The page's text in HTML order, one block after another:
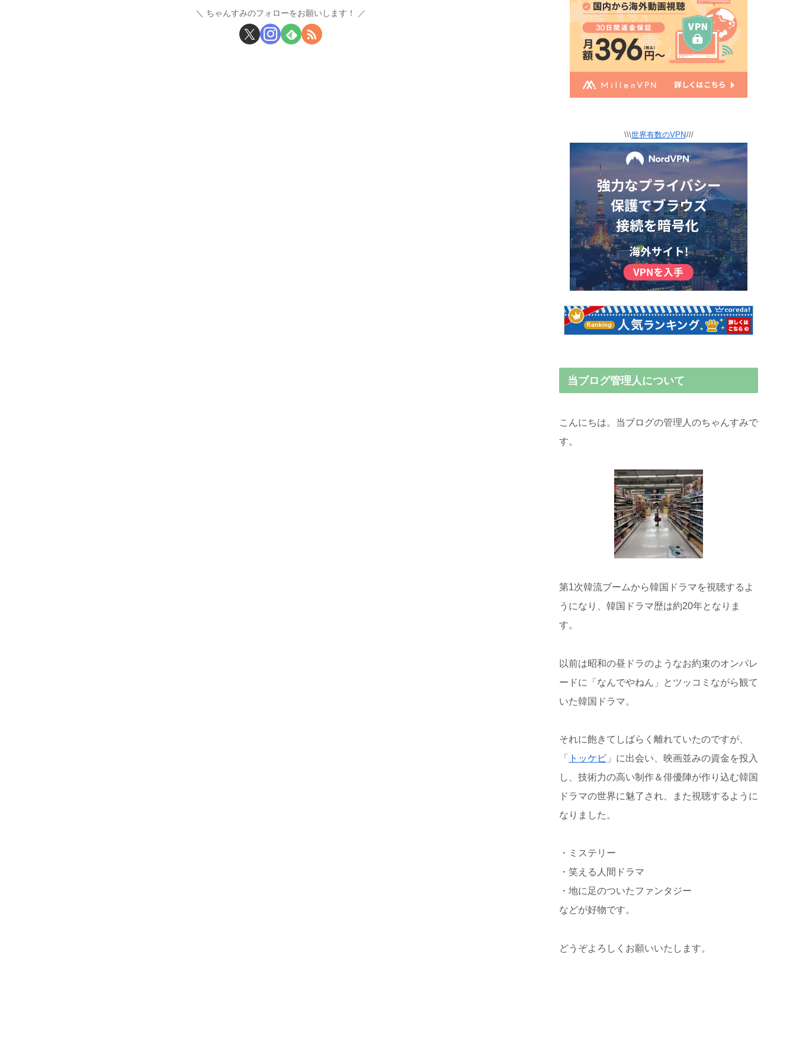
ちゃんすみのフォローをお願いします！
\\\世界有数のVPN///
当ブログ管理人について
こんにちは。当ブログの管理人のちゃんすみで
す。
第1次韓流ブームから韓国ドラマを視聴するよ
うになり、韓国ドラマ歴は約20年となりま
す。
以前は昭和の昼ドラのようなお約束のオンパレ
ードに「なんでやねん」とツッコミながら観て
いた韓国ドラマ。
それに飽きてしばらく離れていたのですが、
「 トッケビ 」に出会い、映画並みの資金を投入
し、技術力の高い制作＆俳優陣が作り込む韓国
ドラマの世界に魅了され、また視聴するように
なりました。
・ミステリー
・笑える人間ドラマ
・地に足のついたファンタジー
などが好物です。
どうぞよろしくお願いいたします。